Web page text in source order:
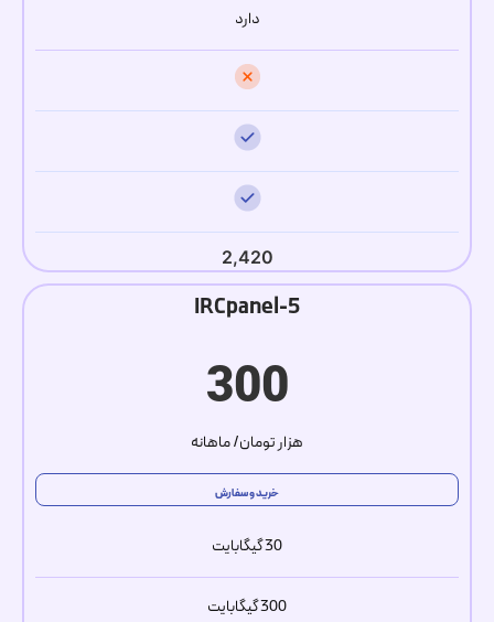
دارد
2,420
IRCpanel-5
300
هزار تومان/ ماهانه
خرید و سفارش
30 گیگابایت
300 گیگابایت